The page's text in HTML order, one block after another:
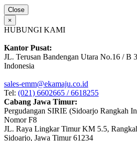
Close
×
HUBUNGI KAMI
Kantor Pusat:
JL. Terusan Bandengan Utara No.16 / B
Indonesia
sales-emm@ekamaju.co.id
Tel: (021) 6602665 / 6618255
Cabang Jawa Timur:
Pergudangan SIRIE (Sidoarjo Rangkah
Nomor F8
JL. Raya Lingkar Timur KM 5.5,
Sidoarjo, Jawa Timur 61234